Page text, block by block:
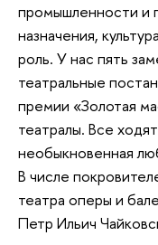
промышленности и
назначения,
роль. У нас пять
театральные
премии «Золотая
театралы. Все
необыкновенная
В числе
театра оперы и
Петр Ильич